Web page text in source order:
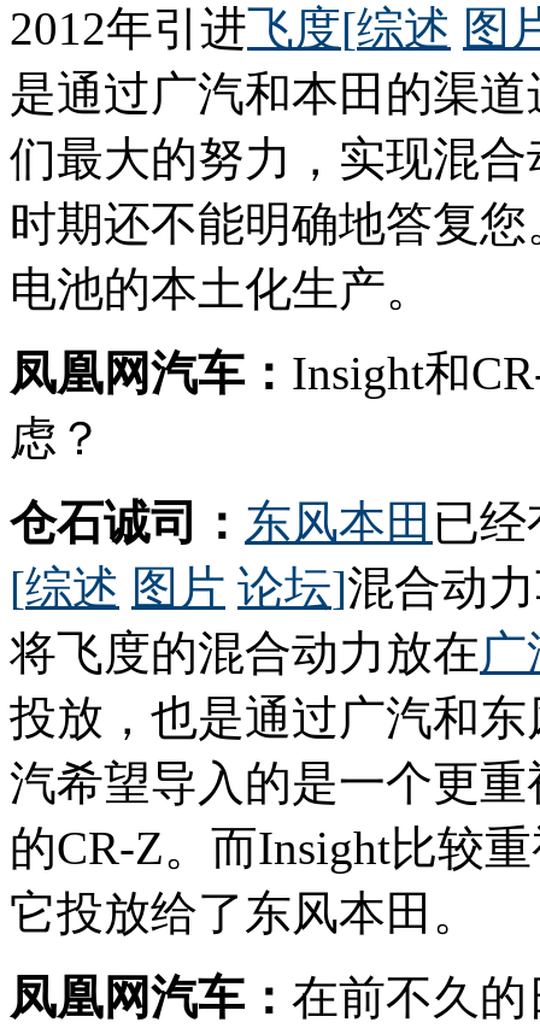
2012年引进飞度[综述 图
是通过广汽和本田的渠
们最大的努力，实现混
时期还不能明确地答复
电池的本土化生产。
凤凰网汽车： Insight和
虑？
仓石诚司： 东风本田 已
[综述 图片 论坛]混合动
将飞度的混合动力放在
投放，也是通过广汽和
汽希望导入的是一个更
的CR-Z。而Insight比较
它投放给了东风本田。
凤凰网汽车： 在前不久